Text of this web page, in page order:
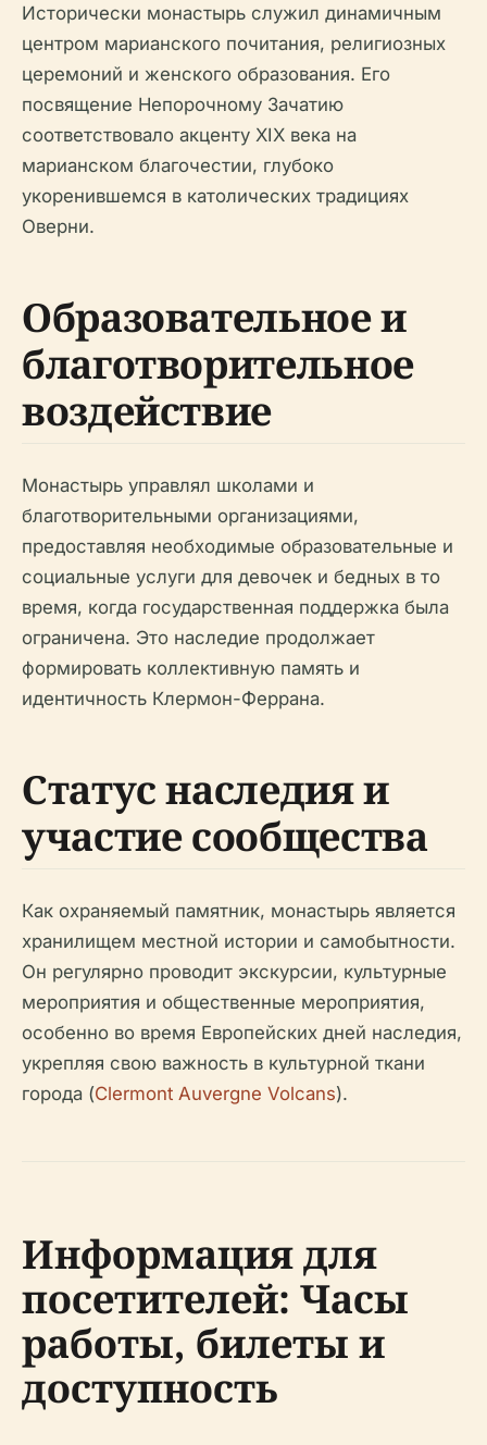
Исторически монастырь служил динамичным
центром марианского почитания, религиозных
церемоний и женского образования. Его
посвящение Непорочному Зачатию
соответствовало акценту XIX века на
марианском благочестии, глубоко
укоренившемся в католических традициях
Оверни.
Образовательное и
благотворительное
воздействие
Монастырь управлял школами и
благотворительными организациями,
предоставляя необходимые образовательные и
социальные услуги для девочек и бедных в то
время, когда государственная поддержка была
ограничена. Это наследие продолжает
формировать коллективную память и
идентичность Клермон-Феррана.
Статус наследия и
участие сообщества
Как охраняемый памятник, монастырь является
хранилищем местной истории и самобытности.
Он регулярно проводит экскурсии, культурные
мероприятия и общественные мероприятия,
особенно во время Европейских дней наследия,
укрепляя свою важность в культурной ткани
города (Clermont Auvergne Volcans).
Информация для
посетителей: Часы
работы, билеты и
доступность